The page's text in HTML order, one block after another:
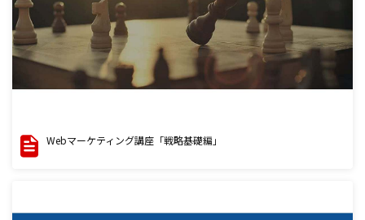
Webマーケティング講座「戦略基礎編」